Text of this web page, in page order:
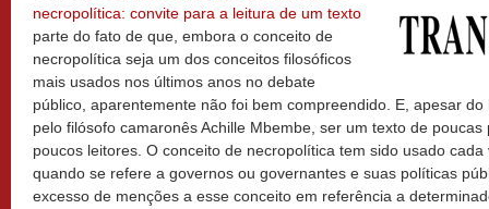
necropolítica: convite para a leitura de um texto
parte do fato de que, embora o conceito de
necropolítica seja um dos conceitos filosóficos
mais usados nos últimos anos no debate
público, aparentemente não foi bem compreendido. E, apesar
pelo filósofo camaronês Achille Mbembe, ser um texto de
poucos leitores. O conceito de necropolítica tem sido usado
quando se refere a governos ou governantes e suas políticas
excesso de menções a esse conceito em referência a